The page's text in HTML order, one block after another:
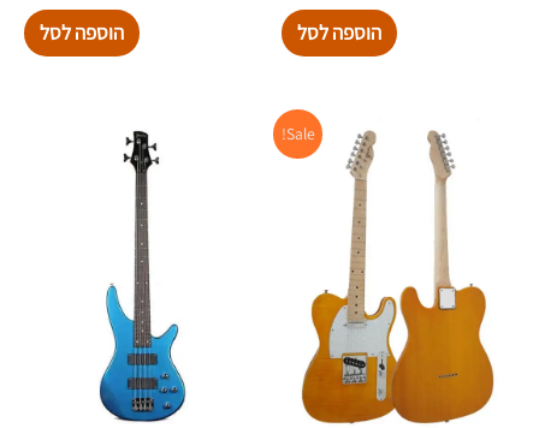
הוספה לסל הוספה לסל
Sale!המחיר
המקורי
היה:
₪1,623.00.
המחיר
הנוכחי